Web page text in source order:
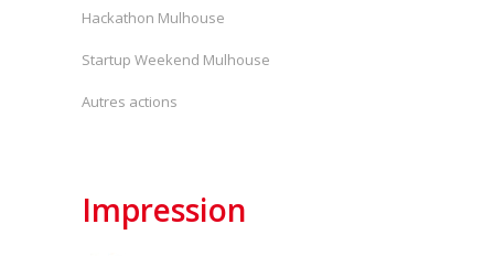
Hackathon Mulhouse
Startup Weekend Mulhouse
Autres actions
Impression